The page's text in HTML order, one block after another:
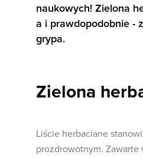
naukowych! Zielona
a i prawdopodobnie -
grypa.
Zielona
Liście herbaciane
prozdrowotnym.